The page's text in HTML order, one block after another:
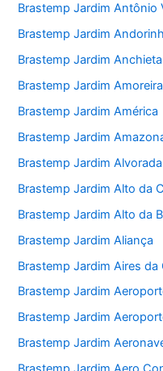
Brastemp Jardim Antônio
Brastemp Jardim
Brastemp Jardim Anchieta
Brastemp Jardim
Brastemp Jardim América
Brastemp Jardim
Brastemp Jardim Alvorada
Brastemp Jardim Alto da
Brastemp Jardim Alto da
Brastemp Jardim Aliança
Brastemp Jardim Aires da
Brastemp Jardim
Brastemp Jardim
Brastemp Jardim